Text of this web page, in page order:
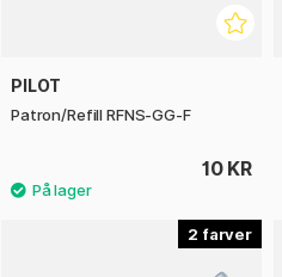
PILOT
Patron/Refill RFNS-GG-F
10 KR
2